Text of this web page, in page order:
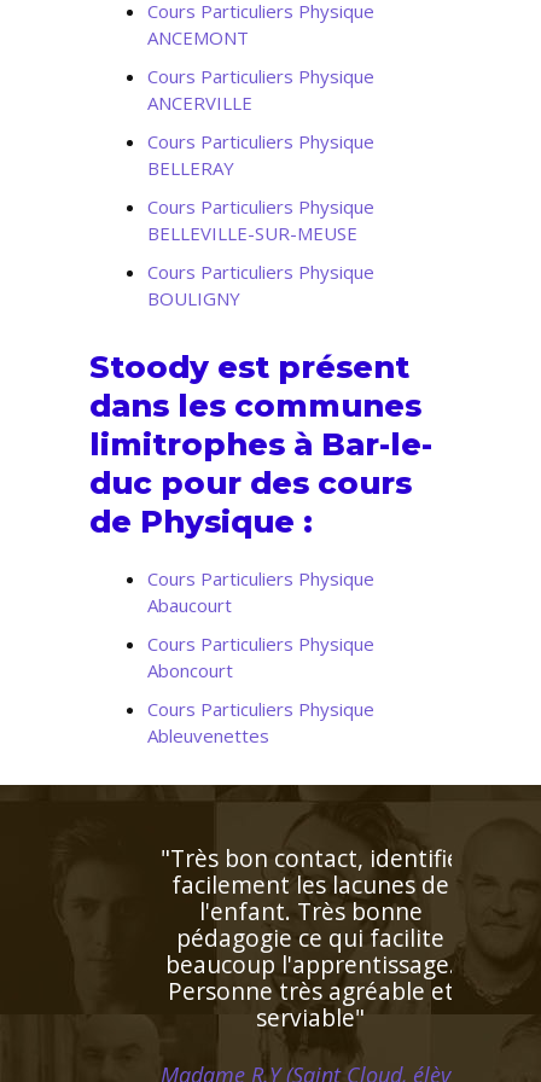
Cours Particuliers Physique
ANCEMONT
Cours Particuliers Physique
ANCERVILLE
Cours Particuliers Physique
BELLERAY
Cours Particuliers Physique
BELLEVILLE-SUR-MEUSE
Cours Particuliers Physique
BOULIGNY
Stoody est présent
dans les communes
limitrophes à Bar-le-
duc pour des cours
de Physique :
Cours Particuliers Physique
Abaucourt
Cours Particuliers Physique
Aboncourt
Cours Particuliers Physique
Ableuvenettes
"Professeur consciencieux,
proche de l'élève, patient,
disponible. J'aurai recours
à son aide dès que ça sera
nécessaire"
Madame G.M (Strasbourg,
élève en première L)